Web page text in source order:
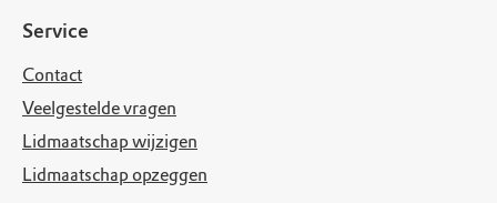
Service
Contact
Veelgestelde vragen
Lidmaatschap wijzigen
Lidmaatschap opzeggen